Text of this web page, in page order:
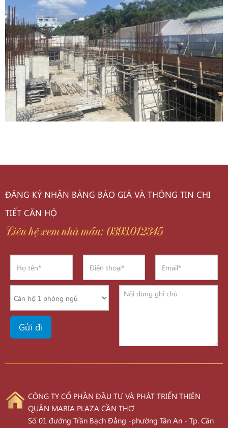
ĐĂNG KÝ NHẬN BẢNG BÁO GIÁ VÀ THÔNG TIN CHI
TIẾT CĂN HỘ
Liên hệ xem nhà mẫu: 0393.012345
CÔNG TY CỔ PHẦN ĐẦU TƯ VÀ PHÁT TRIỂN THIÊN
QUÂN MARIA PLAZA CẦN THƠ
Số 01 đường Trần Bạch Đằng -phường Tân An - Tp. Cần